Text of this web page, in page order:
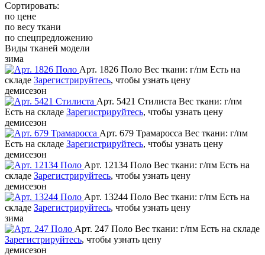
Сортировать:
по цене
по весу ткани
по спецпредложению
Виды тканей модели
зима
Арт. 1826 Поло Вес ткани: г/пм Есть на
складе Зарегистрируйтесь, чтобы узнать цену
демисезон
Арт. 5421 Стилиста Вес ткани: г/пм
Есть на складе Зарегистрируйтесь, чтобы узнать цену
демисезон
Арт. 679 Трамаросса Вес ткани: г/пм
Есть на складе Зарегистрируйтесь, чтобы узнать цену
демисезон
Арт. 12134 Поло Вес ткани: г/пм Есть на
складе Зарегистрируйтесь, чтобы узнать цену
демисезон
Арт. 13244 Поло Вес ткани: г/пм Есть на
складе Зарегистрируйтесь, чтобы узнать цену
зима
Арт. 247 Поло Вес ткани: г/пм Есть на складе
Зарегистрируйтесь, чтобы узнать цену
демисезон